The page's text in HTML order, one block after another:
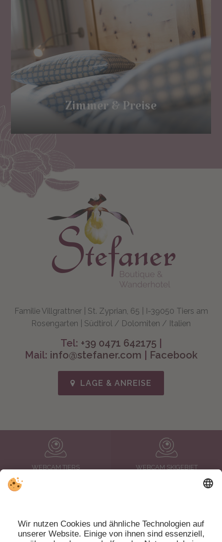
Zimmer & Preise
Familie Villgrattner | St. Zyprian, 65 | I-39050 Tiers am
Rosengarten | Südtirol / Dolomiten / Italien
Tel: +39 0471 642175
Mail: info@stefaner.com Facebook
LAGE & ANREISE
WEBCAM TIERS WEBCAM SKIGEBIET